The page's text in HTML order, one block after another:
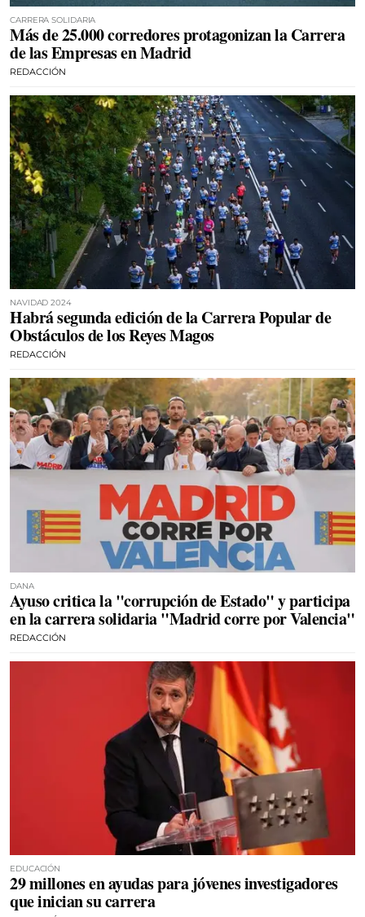
CARRERA SOLIDARIA
Más de 25.000 corredores protagonizan la Carrera
de las Empresas en Madrid
REDACCIÓN
NAVIDAD 2024
Habrá segunda edición de la Carrera Popular de
Obstáculos de los Reyes Magos
REDACCIÓN
DANA
Ayuso critica la "corrupción de Estado" y participa
en la carrera solidaria "Madrid corre por Valencia"
REDACCIÓN
EDUCACIÓN
29 millones en ayudas para jóvenes investigadores
que inician su carrera